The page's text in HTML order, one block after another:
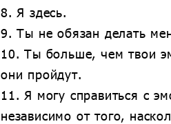
8. Я здесь.
9. Ты не обязан делать
10. Ты больше, чем твои
они пройдут.
11. Я могу справиться с
независимо от того,